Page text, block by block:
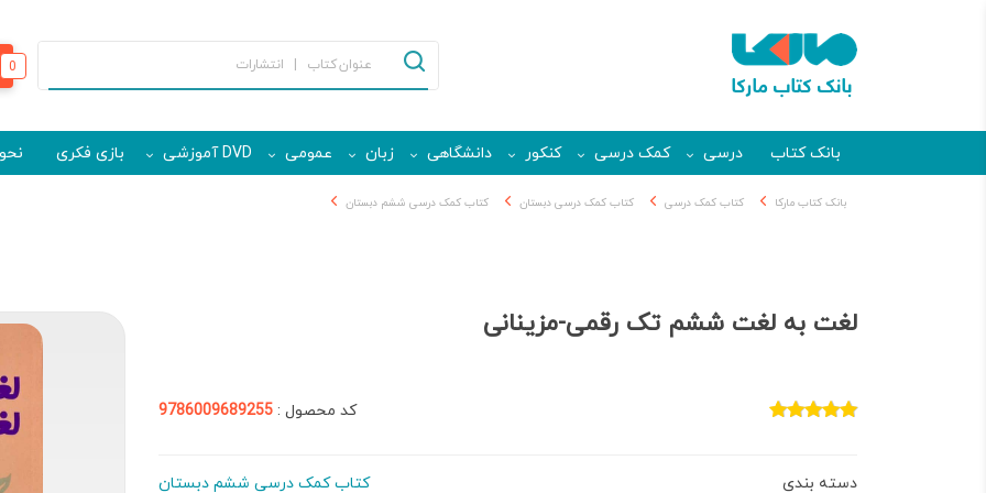
0
بانک کتاب درسی کمک درسی کنکور دانشگاهی زبان عمومی DVD آموزشی بازی فکری
بانک کتاب مارکا کتاب کمک درسی کتاب کمک درسی دبستان کتاب کمک درسی ششم دبستان
لغت به لغت ششم تک رقمی-مزینانی
کد محصول : 9786009689255
دسته بندی کتاب کمک درسی ششم دبستان